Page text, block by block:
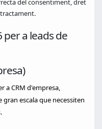
del consentiment, dret
per a leads de
a CRM d'empresa,
escala que necessiten